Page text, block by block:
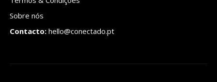
Sobre nós
Contacto: hello@conectado.pt